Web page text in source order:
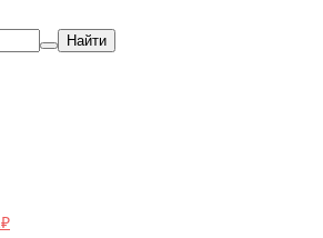
Найти
₽